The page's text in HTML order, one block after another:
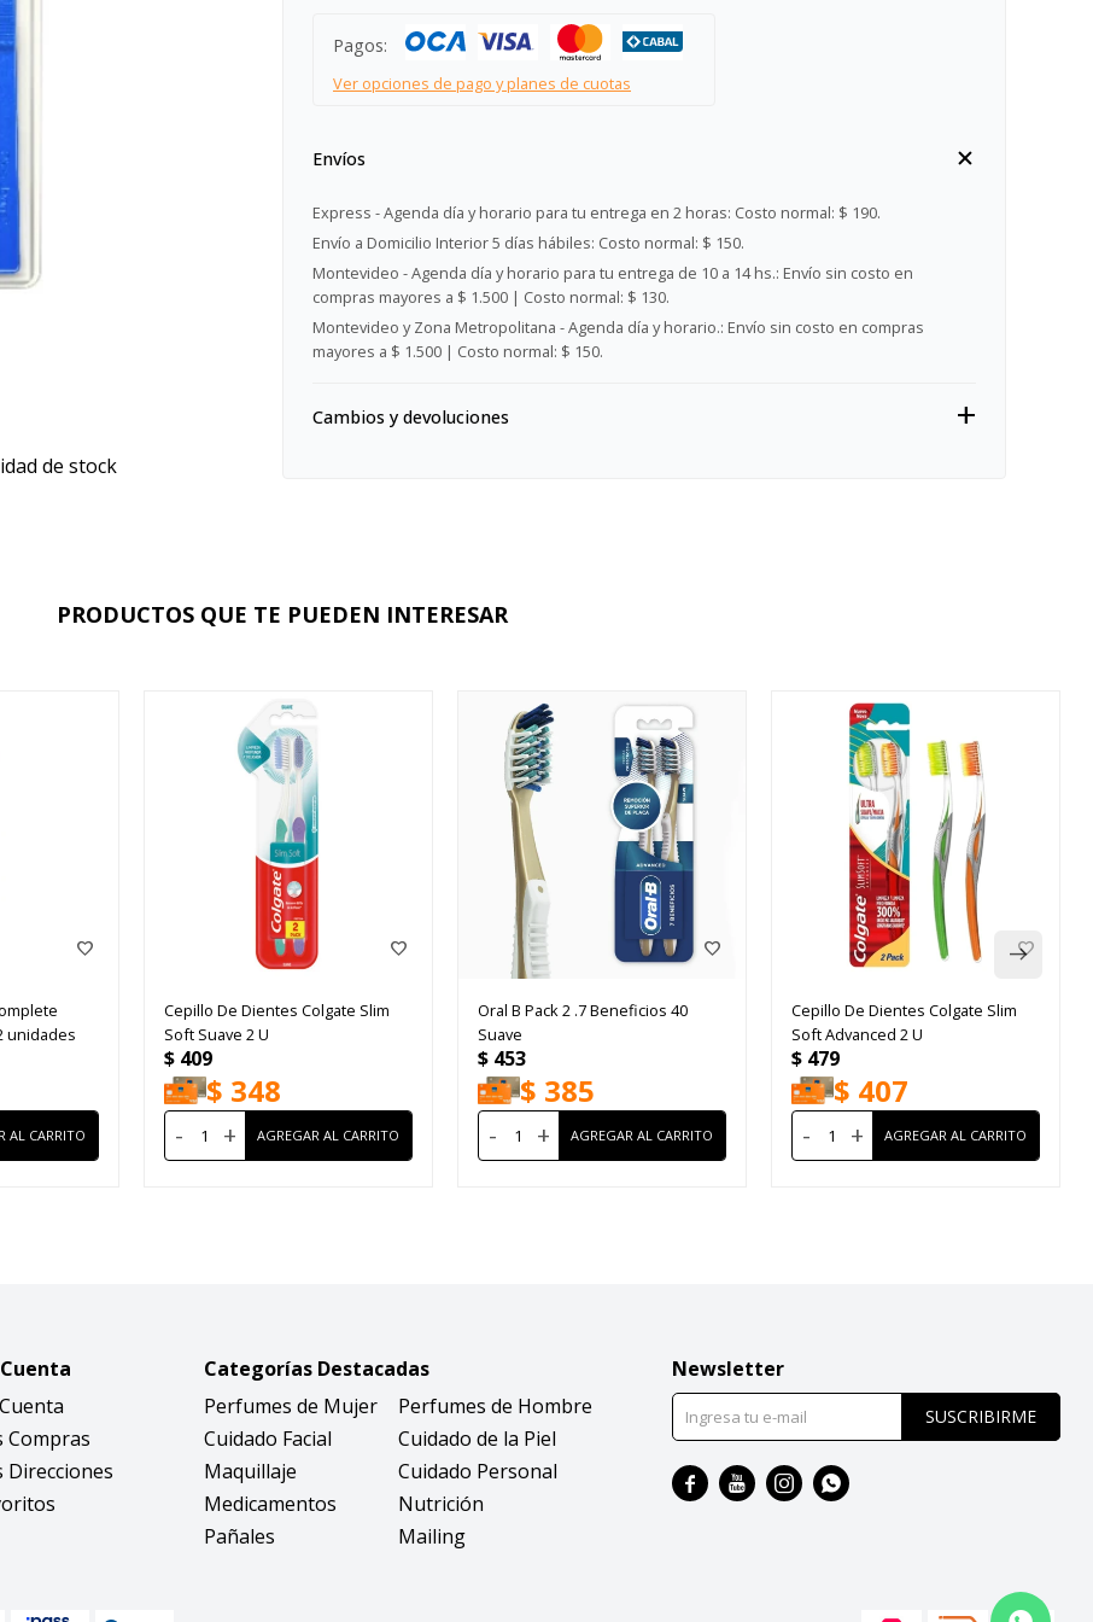
de stock
Pagos:
Ver opciones de pago y planes de cuotas
Envíos
Express - Agenda día y horario para tu entrega en 2 horas: Costo normal: $ 190.
Envío a Domicilio Interior 5 días hábiles: Costo normal: $ 150.
Montevideo - Agenda día y horario para tu entrega de 10 a 14 hs.: Envío sin costo en
compras mayores a $ 1.500 | Costo normal: $ 130.
Montevideo y Zona Metropolitana - Agenda día y horario.: Envío sin costo en compras
mayores a $ 1.500 | Costo normal: $ 150.
Cambios y devoluciones
PRODUCTOS QUE TE PUEDEN INTERESAR
unidades
Cepillo De Dientes Colgate Slim
Soft Suave 2 U
$ 409
$ 348
- +
Oral B Pack 2 .7 Beneficios 40
Suave
$ 453
$ 385
- +
Cepillo De Dientes Colgate Slim
Soft Advanced 2 U
$ 479
$ 407
- +
Compras
Direcciones
Categorías Destacadas
Perfumes de Mujer
Perfumes de Hombre
Cuidado Facial
Cuidado de la Piel
Maquillaje
Cuidado Personal
Medicamentos
Nutrición
Pañales
Mailing
Newsletter
SUSCRIBIRME
   